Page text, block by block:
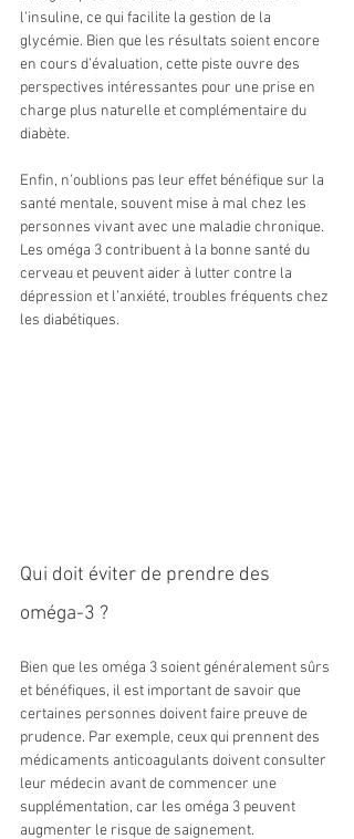
l’insuline, ce qui facilite la gestion de la
glycémie. Bien que les résultats soient encore
en cours d’évaluation, cette piste ouvre des
perspectives intéressantes pour une prise en
charge plus naturelle et complémentaire du
diabète.
Enfin, n’oublions pas leur effet bénéfique sur la
santé mentale, souvent mise à mal chez les
personnes vivant avec une maladie chronique.
Les oméga 3 contribuent à la bonne santé du
cerveau et peuvent aider à lutter contre la
dépression et l’anxiété, troubles fréquents chez
les diabétiques.
Qui doit éviter de prendre des
oméga-3 ?
Bien que les oméga 3 soient généralement sûrs
et bénéfiques, il est important de savoir que
certaines personnes doivent faire preuve de
prudence. Par exemple, ceux qui prennent des
médicaments anticoagulants doivent consulter
leur médecin avant de commencer une
supplémentation, car les oméga 3 peuvent
augmenter le risque de saignement.